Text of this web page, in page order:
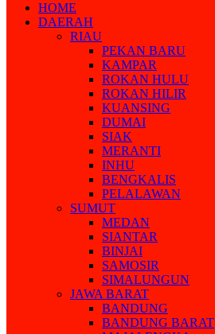
HOME
DAERAH
RIAU
PEKAN BARU
KAMPAR
ROKAN HULU
ROKAN HILIR
KUANSING
DUMAI
SIAK
MERANTI
INHU
BENGKALIS
PELALAWAN
SUMUT
MEDAN
SIANTAR
BINJAI
SAMOSIR
SIMALUNGUN
JAWA BARAT
BANDUNG
BANDUNG BARAT